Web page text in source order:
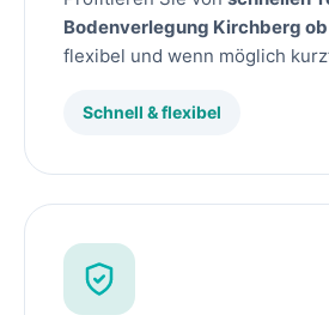
Bodenverlegung Kirchberg
flexibel und wenn möglich
Schnell & flexibel